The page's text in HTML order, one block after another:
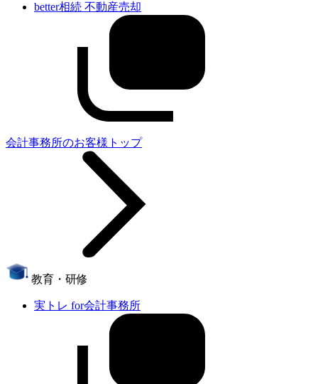
better相続 不動産売却
会計事務所のお客様トップ
教育・研修
実トレ for会計事務所